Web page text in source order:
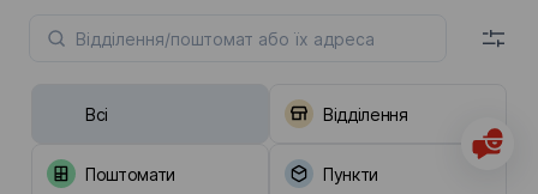
Всі Відділення
Поштомати Пункти